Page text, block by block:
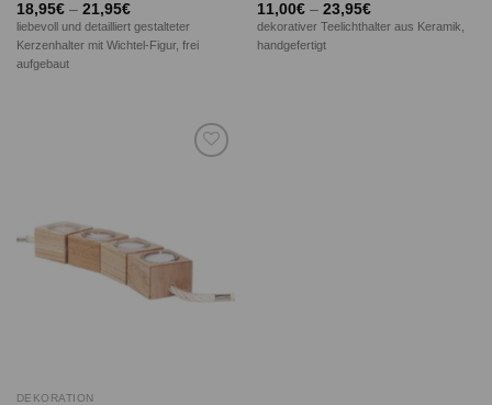
18,95€– 21,95€
liebevoll und detailliert gestalteter
Kerzenhalter mit Wichtel-Figur, frei
aufgebaut
11,00€– 23,95€
dekorativer Teelichthalter aus Keramik,
handgefertigt
DEKORATION